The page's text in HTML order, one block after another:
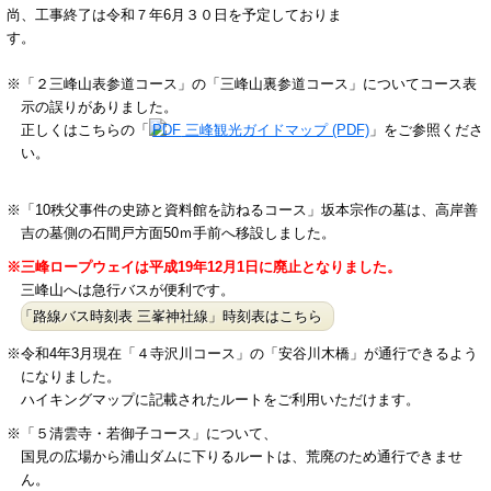
尚、工事終了は令和７年6月３０日を予定しておりま
す
※「２三峰山表参道コース」の「三峰山裏参道コース」についてコース表
示の誤りがありました。
正しくはこちらの「
三峰観光ガイドマップ (PDF) 」をご参照くださ
い。
※ 「10秩父事件の史跡と資料館を訪ねるコース」坂本宗作の墓は、高岸善
吉の墓側の石間戸方面50ｍ手前へ移設し ました。
※三峰ロープウェイは平成19年12月1日に廃止となりました。
三峰山へは急行バスが便利です。
「路線バス時刻表 三峯神社線」時刻表はこちら
※令和4年3月現在「４寺沢川コース」の「安谷川木橋」が通行できるよう
になりました。
ハイキングマップに記載されたルートをご利用いただけます。
※「５清雲寺・若御子コース」について、
国見の広場から浦山ダムに下りるルートは、荒廃のため通行できませ
ん。